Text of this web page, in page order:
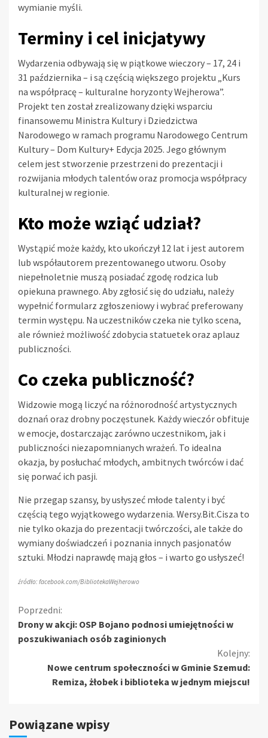
wymianie myśli.
Terminy i cel inicjatywy
Wydarzenia odbywają się w piątkowe wieczory – 17, 24 i
31 października – i są częścią większego projektu „Kurs
na współpracę – kulturalne horyzonty Wejherowa”.
Projekt ten został zrealizowany dzięki wsparciu
finansowemu Ministra Kultury i Dziedzictwa
Narodowego w ramach programu Narodowego Centrum
Kultury – Dom Kultury+ Edycja 2025. Jego głównym
celem jest stworzenie przestrzeni do prezentacji i
rozwijania młodych talentów oraz promocja współpracy
kulturalnej w regionie.
Kto może wziąć udział?
Wystąpić może każdy, kto ukończył 12 lat i jest autorem
lub współautorem prezentowanego utworu. Osoby
niepełnoletnie muszą posiadać zgodę rodzica lub
opiekuna prawnego. Aby zgłosić się do udziału, należy
wypełnić formularz zgłoszeniowy i wybrać preferowany
termin występu. Na uczestników czeka nie tylko scena,
ale również możliwość zdobycia statuetek oraz aplauz
publiczności.
Co czeka publiczność?
Widzowie mogą liczyć na różnorodność artystycznych
doznań oraz drobny poczęstunek. Każdy wieczór obfituje
w emocje, dostarczając zarówno uczestnikom, jak i
publiczności niezapomnianych wrażeń. To idealna
okazja, by posłuchać młodych, ambitnych twórców i dać
się porwać ich pasji.
Nie przegap szansy, by usłyszeć młode talenty i być
częścią tego wyjątkowego wydarzenia. Wersy.Bit.Cisza to
nie tylko okazja do prezentacji twórczości, ale także do
wymiany doświadczeń i poznania innych pasjonatów
sztuki. Młodzi naprawdę mają głos – i warto go usłyszeć!
źródło: facebook.com/BibliotekaWejherowo
Kontynuuj
czytanie
Poprzedni:
Drony w akcji: OSP Bojano podnosi umiejętności w
poszukiwaniach osób zaginionych
Kolejny:
Nowe centrum społeczności w Gminie Szemud:
Remiza, żłobek i biblioteka w jednym miejscu!
Powiązane wpisy